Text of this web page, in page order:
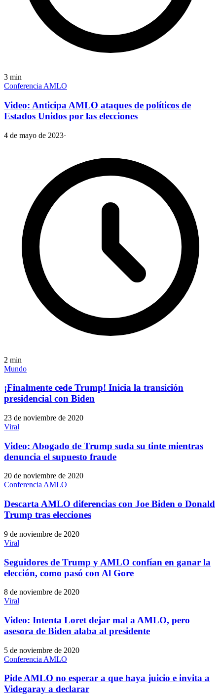
3 min
Conferencia AMLO
Video: Anticipa AMLO ataques de políticos de
Estados Unidos por las elecciones
4 de mayo de 2023·
2 min
Mundo
¡Finalmente cede Trump! Inicia la transición
presidencial con Biden
23 de noviembre de 2020
Viral
Video: Abogado de Trump suda su tinte mientras
denuncia el supuesto fraude
20 de noviembre de 2020
Conferencia AMLO
Descarta AMLO diferencias con Joe Biden o Donald
Trump tras elecciones
9 de noviembre de 2020
Viral
Seguidores de Trump y AMLO confían en ganar la
elección, como pasó con Al Gore
8 de noviembre de 2020
Viral
Video: Intenta Loret dejar mal a AMLO, pero
asesora de Biden alaba al presidente
5 de noviembre de 2020
Conferencia AMLO
Pide AMLO no esperar a que haya juicio e invita a
Videgaray a declarar